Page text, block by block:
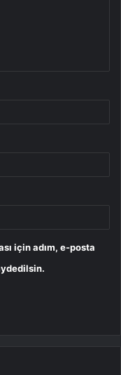
için adım, e-posta